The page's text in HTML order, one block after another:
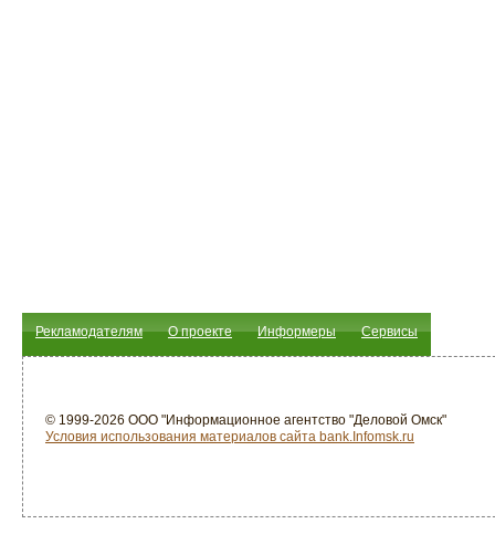
Рекламодателям О проекте Информеры Сервисы
© 1999-2026 ООО "Информационное агентство "Деловой Омск"
Условия использования материалов сайта bank.Infomsk.ru